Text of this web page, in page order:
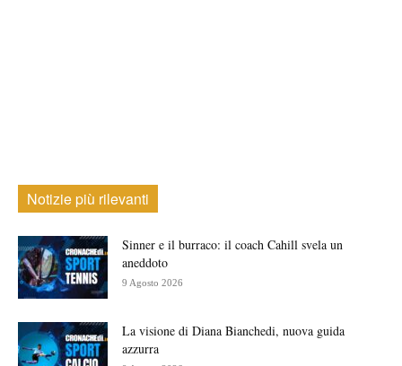
Notizie più rilevanti
Sinner e il burraco: il coach Cahill svela un
aneddoto
9 Agosto 2026
La visione di Diana Bianchedi, nuova guida
azzurra